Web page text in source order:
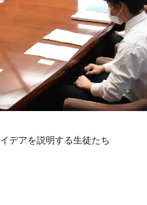
デアを説明する生徒たち